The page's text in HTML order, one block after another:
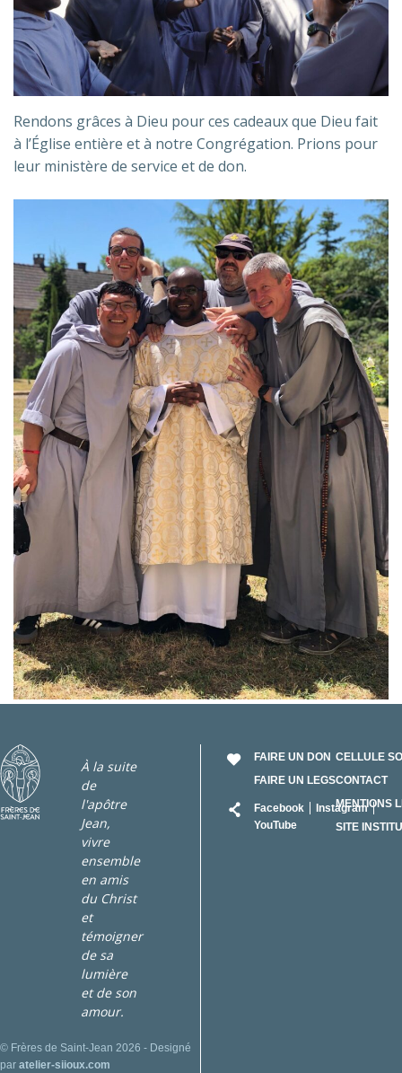
Rendons grâces à Dieu pour ces cadeaux que Dieu fait
à l’Église entière et à notre Congrégation. Prions pour
leur ministère de service et de don.
À la suite
de
l'apôtre
Jean,
vivre
ensemble
en amis
du Christ
et
témoigner
de sa
lumière
et de son
amour.
© Frères de Saint-Jean 2026 - Designé
par atelier-siioux.com
FAIRE UN DON
FAIRE UN LEGS
Facebook
Instagram
YouTube
CELLULE
CONTACT
MENTIONS
SITE